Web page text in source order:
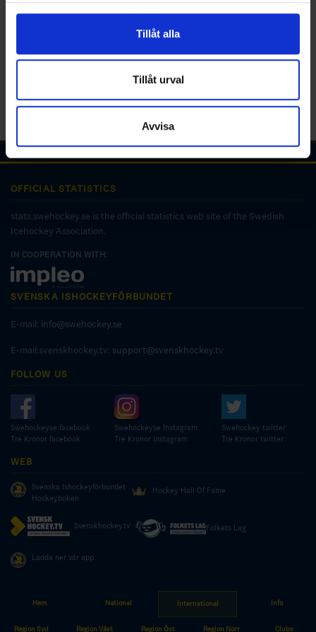
för sociala medier och analysera vår trafik. Vi
vidarebefordrar även sådana identifierare och annan
annons- och analysföretag som vi samarbetar med.
Dessa kan i sin tur kombinera informationen med annan
information som du har tillhandahållit eller som de har
samlat in när du har använt deras tjänster.
Tillåt alla
Tillåt urval
Avvisa
Hem National International Info
Region Syd Region Väst Region Öst Region Norr Clubs
OFFICIAL STATISTICS
stats.swehockey.se is the official statistics web site of the Swedish
Icehockey Association.
IN COOPERATION WITH:
SVENSKA ISHOCKEYFÖRBUNDET
E-mail: info@swehockey.se
E-mail:svenskhockey.tv: support@svenskhockey.tv
FOLLOW US
Swehockeyse facebook
Tre Kronor facebook
Swehockeyse Instagram
Tre Kronor instagram
Swehockey twitter
Tre Kronor twitter
WEB
Svenska Ishockeyförbundet
Hockeyboken
Hockey Hall Of Fame
Svenskhockey.tv Folkets Lag
Ladda ner vår app